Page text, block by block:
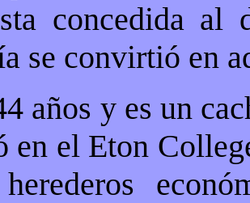
concedida al
se convirtió en
años y es un
en el Eton